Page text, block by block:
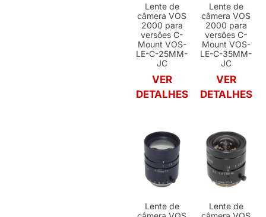
Lente de
câmera VOS
2000 para
versões C-
Mount VOS-
LE-C-25MM-
JC
VER
DETALHES
Lente de
câmera VOS
2000 para
versões C-
Mount VOS-
LE-C-35MM-
JC
VER
DETALHES
Lente de
Lente de